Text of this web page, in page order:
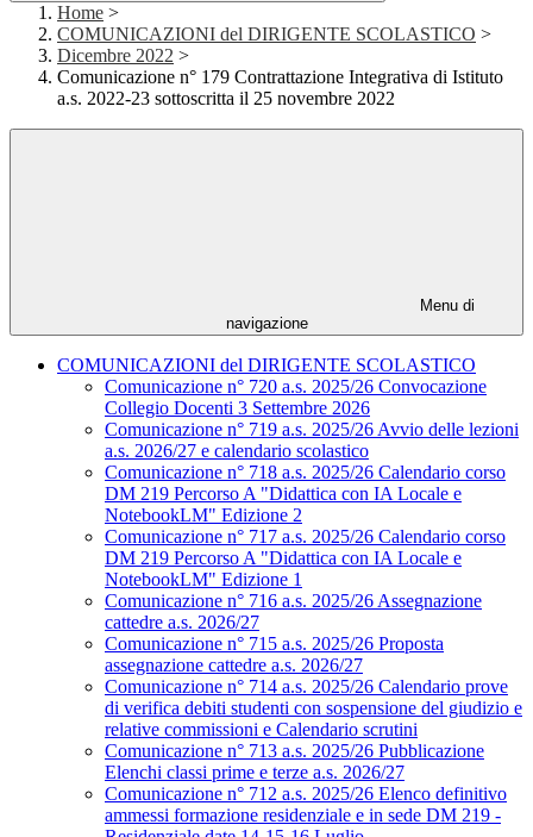
Home >
COMUNICAZIONI del DIRIGENTE SCOLASTICO >
Dicembre 2022 >
Comunicazione n° 179 Contrattazione Integrativa di Istituto
a.s. 2022-23 sottoscritta il 25 novembre 2022
Menu di
navigazione
COMUNICAZIONI del DIRIGENTE SCOLASTICO
Comunicazione n° 720 a.s. 2025/26 Convocazione
Collegio Docenti 3 Settembre 2026
Comunicazione n° 719 a.s. 2025/26 Avvio delle lezioni
a.s. 2026/27 e calendario scolastico
Comunicazione n° 718 a.s. 2025/26 Calendario corso
DM 219 Percorso A "Didattica con IA Locale e
NotebookLM" Edizione 2
Comunicazione n° 717 a.s. 2025/26 Calendario corso
DM 219 Percorso A "Didattica con IA Locale e
NotebookLM" Edizione 1
Comunicazione n° 716 a.s. 2025/26 Assegnazione
cattedre a.s. 2026/27
Comunicazione n° 715 a.s. 2025/26 Proposta
assegnazione cattedre a.s. 2026/27
Comunicazione n° 714 a.s. 2025/26 Calendario prove
di verifica debiti studenti con sospensione del giudizio e
relative commissioni e Calendario scrutini
Comunicazione n° 713 a.s. 2025/26 Pubblicazione
Elenchi classi prime e terze a.s. 2026/27
Comunicazione n° 712 a.s. 2025/26 Elenco definitivo
ammessi formazione residenziale e in sede DM 219 -